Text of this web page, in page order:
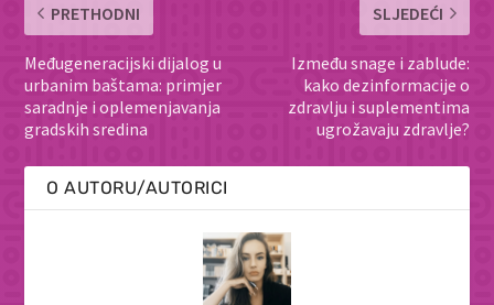
PRETHODNI
Međugeneracijski dijalog u
urbanim baštama: primjer
saradnje i oplemenjavanja
gradskih sredina
SLJEDEĆI
Između snage i zablude:
kako dezinformacije o
zdravlju i suplementima
ugrožavaju zdravlje?
O AUTORU/AUTORICI